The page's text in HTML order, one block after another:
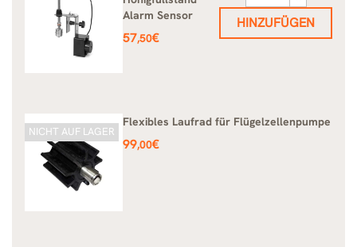
Alarm Sensor
Preis
57,50€
HINZUFÜGEN
Flexibles Laufrad für Flügelzellenpumpe
Preis
99,00€
NICHT AUF LAGER